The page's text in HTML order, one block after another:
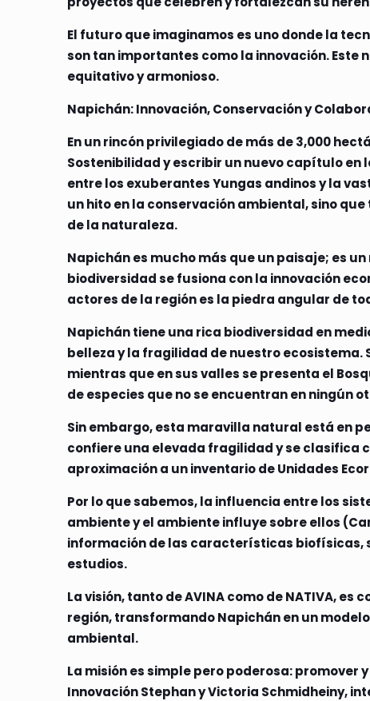
El futuro que imaginamos es uno donde la
son tan importantes como la innovación. Este
equitativo y armonioso.
Napichán: Innovación, Conservación y
En un rincón privilegiado de más de 3,000
Sostenibilidad y escribir un nuevo capítulo
entre los exuberantes Yungas andinos y la
un hito en la conservación ambiental, sino
de la naturaleza.
Napichán es mucho más que un paisaje; es
biodiversidad se fusiona con la innovación
actores de la región es la piedra angular de
Napichán tiene una rica biodiversidad en
belleza y la fragilidad de nuestro ecosistema.
mientras que en sus valles se presenta el
de especies que no se encuentran en ningún
Sin embargo, esta maravilla natural está en
confiere una elevada fragilidad y se clasifica
aproximación a un inventario de Unidades
Por lo que sabemos, la influencia entre los
ambiente y el ambiente influye sobre ellos
información de las características biofísicas,
estudios.
La visión, tanto de AVINA como de NATIVA,
región, transformando Napichán en un
ambiental.
La misión es simple pero poderosa:
Innovación Stephan y Victoria Schmidheiny,